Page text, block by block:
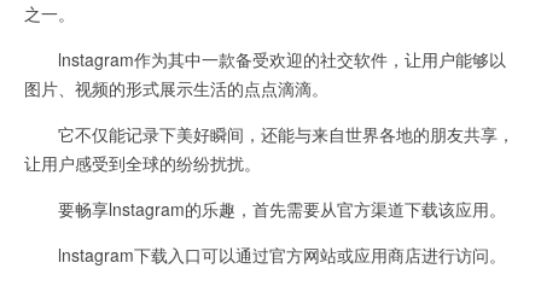
之一。
lnstagram作为其中一款备受欢迎的社交软件，让用户能够以
图片、视频的形式展示生活的点点滴滴。
它不仅能记录下美好瞬间，还能与来自世界各地的朋友共享，
让用户感受到全球的纷纷扰扰。
要畅享lnstagram的乐趣，首先需要从官方渠道下载该应用。
lnstagram下载入口可以通过官方网站或应用商店进行访问。